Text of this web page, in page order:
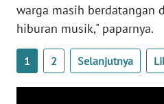
warga masih berdatangan
hiburan musik," paparnya.
1 2 Selanjutnya
WN
SUMBAR